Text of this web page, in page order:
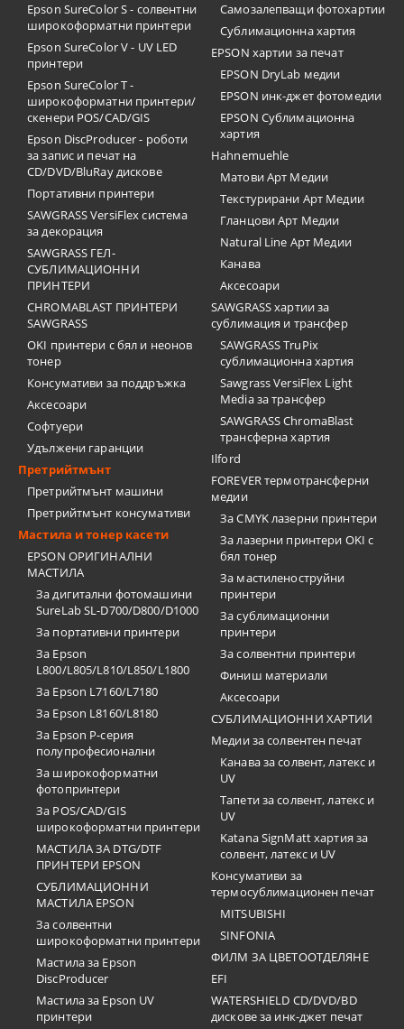
Epson SureColor S - солвентни
широкоформатни принтери
Epson SureColor V - UV LED
принтери
Epson SureColor T -
широкоформатни принтери/
скенери POS/CAD/GIS
Epson DiscProducer - роботи
за запис и печат на
CD/DVD/BluRay дискове
Портативни принтери
SAWGRASS VersiFlex система
за декорация
SAWGRASS ГЕЛ-
СУБЛИМАЦИОННИ
ПРИНТЕРИ
CHROMABLAST ПРИНТЕРИ
SAWGRASS
OKI принтери с бял и неонов
тонер
Консумативи за поддръжка
Аксесоари
Софтуери
Удължени гаранции
Претрийтмънт
Претрийтмънт машини
Претрийтмънт консумативи
Мастила и тонер касети
EPSON ОРИГИНАЛНИ
МАСТИЛА
За дигитални фотомашини
SureLab SL-D700/D800/D1000
За портативни принтери
За Epson
L800/L805/L810/L850/L1800
За Epson L7160/L7180
За Epson L8160/L8180
За Epson P-серия
полупрофесионални
За широкоформатни
фотопринтери
За POS/CAD/GIS
широкоформатни принтери
МАСТИЛА ЗА DTG/DTF
ПРИНТЕРИ EPSON
СУБЛИМАЦИОННИ
МАСТИЛА EPSON
За солвентни
широкоформатни принтери
Мастила за Epson
DiscProducer
Мастила за Epson UV
принтери
Самозалепващи фотохартии
Сублимационна хартия
EPSON хартии за печат
EPSON DryLab медии
EPSON инк-джет фотомедии
EPSON Сублимационна
хартия
Hahnemuehle
Матови Арт Медии
Текстурирани Арт Медии
Гланцови Арт Медии
Natural Line Арт Медии
Канава
Аксесоари
SAWGRASS хартии за
сублимация и трансфер
SAWGRASS TruPix
сублимационна хартия
Sawgrass VersiFlex Light
Media за трансфер
SAWGRASS ChromaBlast
трансферна хартия
Ilford
FOREVER термотрансферни
медии
За CMYK лазерни принтери
За лазерни принтери OKI с
бял тонер
За мастиленоструйни
принтери
За сублимационни
принтери
За солвентни принтери
Финиш материали
Аксесоари
СУБЛИМАЦИОННИ ХАРТИИ
Медии за солвентен печат
Канава за солвент, латекс и
UV
Тапети за солвент, латекс и
UV
Katana SignMatt хартия за
солвент, латекс и UV
Консумативи за
термосублимационен печат
MITSUBISHI
SINFONIA
ФИЛМ ЗА ЦВЕТООТДЕЛЯНЕ
EFI
WATERSHIELD CD/DVD/BD
дискове за инк-джет печат